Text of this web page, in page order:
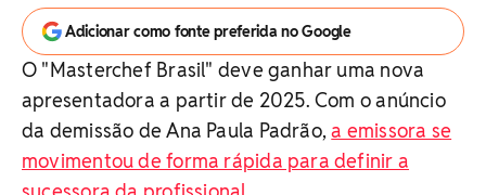
Adicionar como fonte preferida no Google
O "Masterchef Brasil" deve ganhar uma nova
apresentadora a partir de 2025. Com o anúncio
da demissão de Ana Paula Padrão,a emissora se
movimentou de forma rápida para definir a